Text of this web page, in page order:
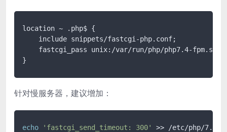
location ~ .php$ {
    include snippets/fastcgi-php.conf;
fastcgi_pass unix:/var/run/php/php7.4-
针对慢服务器，建议增加：
echo 'fastcgi_send_timeout: 300'